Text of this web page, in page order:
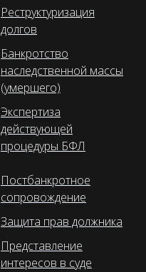
Реструктуризация
долгов
Банкротство
наследственной массы
(умершего)
Экспертиза
действующей
процедуры БФЛ
Постбанкротное
сопровождение
Защита прав должника
Представление
интересов в суде